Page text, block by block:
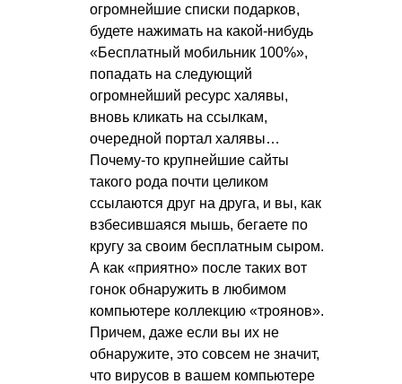
огромнейшие списки подарков,
будете нажимать на какой-нибудь
«Бесплатный мобильник 100%»,
попадать на следующий
огромнейший ресурс халявы,
вновь кликать на ссылкам,
очередной портал халявы…
Почему-то крупнейшие сайты
такого рода почти целиком
ссылаются друг на друга, и вы, как
взбесившаяся мышь, бегаете по
кругу за своим бесплатным сыром.
А как «приятно» после таких вот
гонок обнаружить в любимом
компьютере коллекцию «троянов».
Причем, даже если вы их не
обнаружите, это совсем не значит,
что вирусов в вашем компьютере